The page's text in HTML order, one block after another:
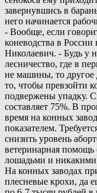
завернувшись в
него начинается
- Вообще, если
коневодства в
Николаевич. - Будь у
лесничество, где в
не машины, то
то, чтобы превзойти
подвержены упадку.
составляет 75%. В
время на конных
показателем.
снизить уровень
ветеринарная помощь
лошадьми и
На конных заводах
плесневые крохи, да